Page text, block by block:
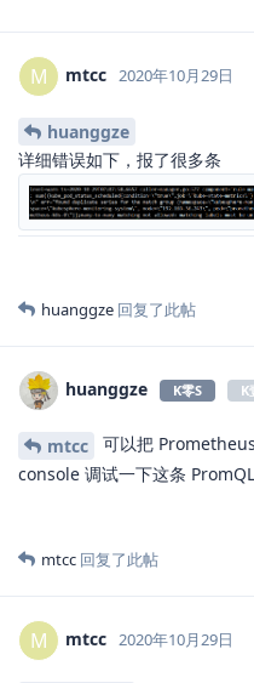
M mtcc 2020年10月29日
huanggze
详细错误如下，报了很多条
huanggze 回复了此帖
huanggze K零S K
mtcc
可以把
console 调试一下这条
mtcc 回复了此帖
M mtcc 2020年10月29日